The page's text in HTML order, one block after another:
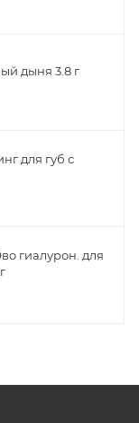
дыня 3.8 г
для губ с
гиалурон. для